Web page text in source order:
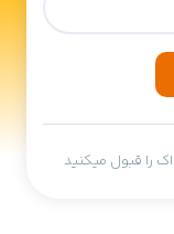
را قبول میکنید